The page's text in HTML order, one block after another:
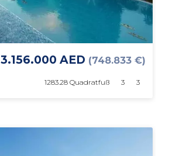
3.156.000 AED (748.833 €)
1283.28 Quadratfuß 3 3